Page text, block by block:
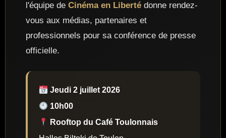
l'équipe de Cinéma en Liberté donne rendez-
vous aux médias, partenaires et
professionnels pour sa conférence de presse
officielle.
Jeudi 2 juillet 2026
10h00
Rooftop du Café Toulonnais